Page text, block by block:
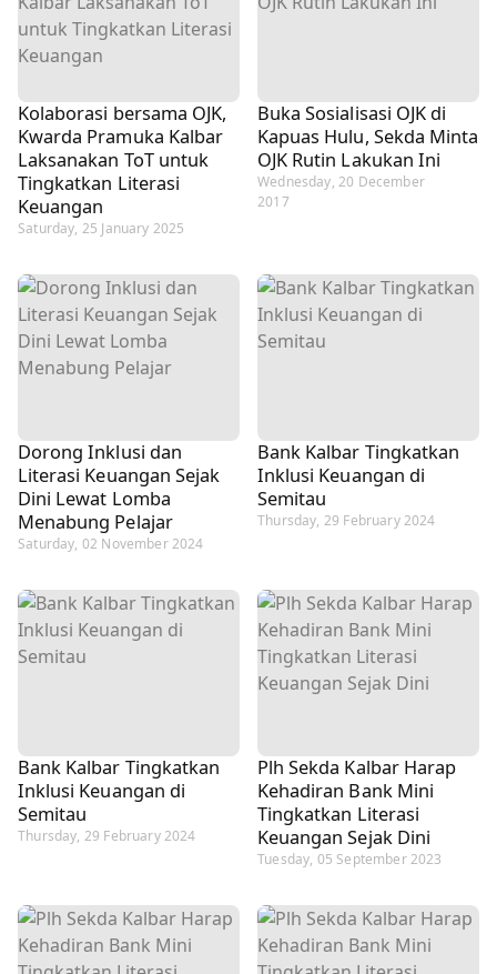
Kolaborasi bersama OJK,
Kwarda Pramuka Kalbar
Laksanakan ToT untuk
Tingkatkan Literasi
Keuangan
Saturday, 25 January 2025
Buka Sosialisasi OJK di
Kapuas Hulu, Sekda Minta
OJK Rutin Lakukan Ini
Wednesday, 20 December
2017
Dorong Inklusi dan
Literasi Keuangan Sejak
Dini Lewat Lomba
Menabung Pelajar
Saturday, 02 November 2024
Bank Kalbar Tingkatkan
Inklusi Keuangan di
Semitau
Thursday, 29 February 2024
Bank Kalbar Tingkatkan
Inklusi Keuangan di
Semitau
Thursday, 29 February 2024
Plh Sekda Kalbar Harap
Kehadiran Bank Mini
Tingkatkan Literasi
Keuangan Sejak Dini
Tuesday, 05 September 2023